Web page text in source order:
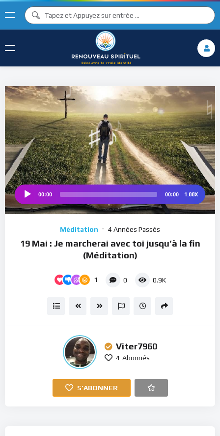
♫ ♩
♩
♯ ♪ ♯ ♬
♫
♮
Audio
00:00 00:00 1.00X
Méditation 4 Années Passés
19 Mai : Je marcherai avec toi jusqu’à la fin
(Méditation)
1 0 0.9K
Viter7960
4 Abonnés
S'ABONNER